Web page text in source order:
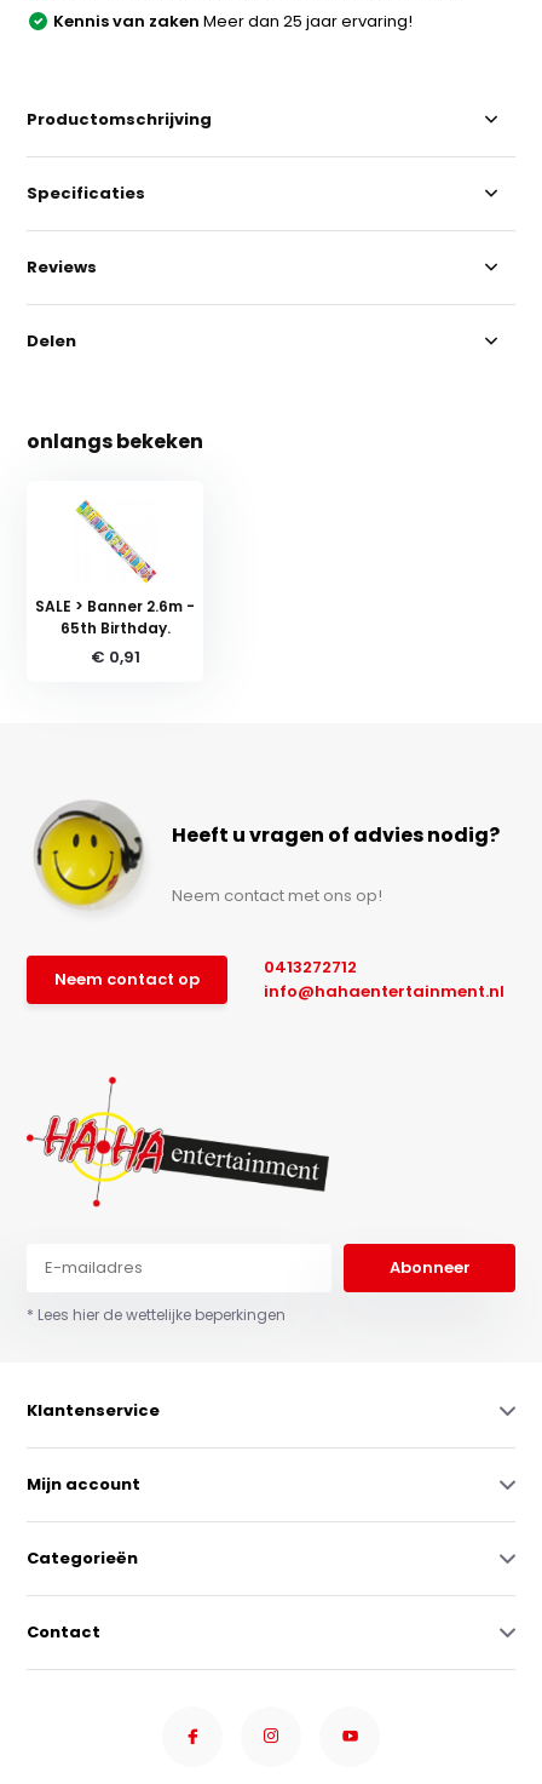
Kennis van zaken Meer dan 25 jaar ervaring!
Productomschrijving
Specificaties
Reviews
Delen
onlangs bekeken
SALE > Banner 2.6m -
65th Birthday.
€ 0,91
Heeft u vragen of advies nodig?
Neem contact met ons op!
Neem contact op
0413272712
info@hahaentertainment.nl
Abonneer
* Lees hier de wettelijke beperkingen
Klantenservice
Mijn account
Categorieën
Contact